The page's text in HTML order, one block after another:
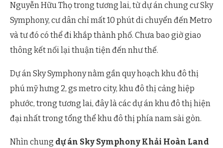
Nguyễn Hữu Thọ trong tương lai, từ dự án chung cư Sky
Symphony, cư dân chỉ mất 10 phút di chuyển đến Metro
và tư đó có thể đi khắp thành phố. Chưa bao giờ giao
thông kết nối lại thuận tiện đến như thế.
Dự án Sky Symphony nằm gần quy hoạch khu đô thị
phú mỹ hưng 2, gs metro city, khu đô thị cảng hiệp
phước, trong tương lai, đây là các dự án khu đô thị hiện
đại nhất trong tổng thể khu đô thị phía nam sài gòn.
Nhìn chung dự án Sky Symphony Khải Hoàn Land